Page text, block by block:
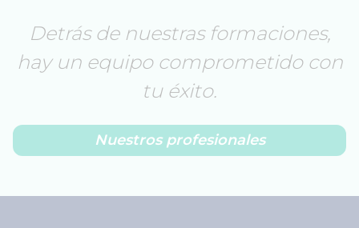
Detrás de nuestras formaciones,
hay un equipo comprometido con
tu éxito.
Nuestros profesionales